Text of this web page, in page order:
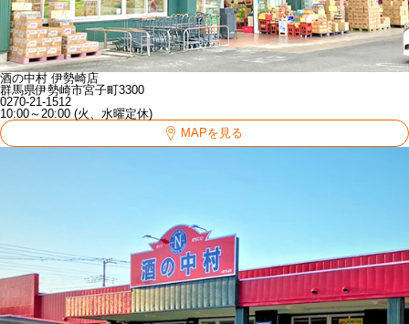
酒の中村 伊勢崎店
群馬県伊勢崎市宮子町3300
0270-21-1512
10:00～20:00 (火、水曜定休)
MAPを見る